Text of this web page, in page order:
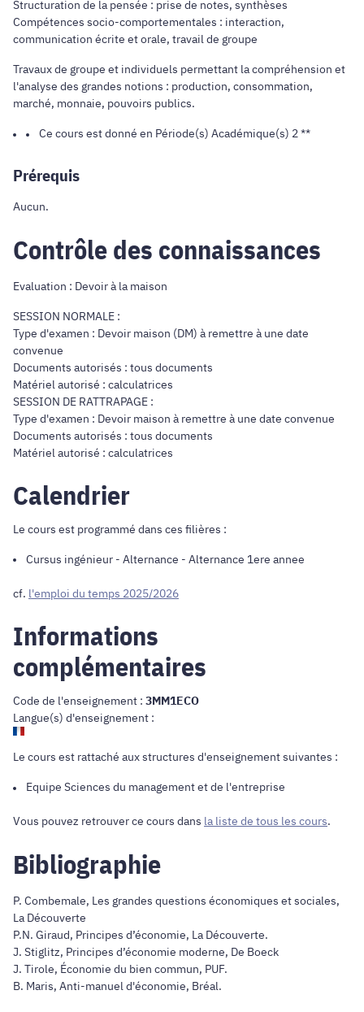
Structuration de la pensée : prise de notes, synthèses
Compétences socio-comportementales : interaction,
communication écrite et orale, travail de groupe
Travaux de groupe et individuels permettant la compréhension et
l'analyse des grandes notions : production, consommation,
marché, monnaie, pouvoirs publics.
Ce cours est donné en Période(s) Académique(s) 2 **
Prérequis
Aucun.
Contrôle des connaissances
Evaluation : Devoir à la maison
SESSION NORMALE :
Type d'examen : Devoir maison (DM) à remettre à une date
convenue
Documents autorisés : tous documents
Matériel autorisé : calculatrices
SESSION DE RATTRAPAGE :
Type d'examen : Devoir maison à remettre à une date convenue
Documents autorisés : tous documents
Matériel autorisé : calculatrices
Calendrier
Le cours est programmé dans ces filières :
Cursus ingénieur - Alternance - Alternance 1ere annee
cf. l'emploi du temps 2025/2026
Informations
complémentaires
Code de l'enseignement : 3MM1ECO
Langue(s) d'enseignement :
Le cours est rattaché aux structures d'enseignement suivantes :
Equipe Sciences du management et de l'entreprise
Vous pouvez retrouver ce cours dans la liste de tous les cours.
Bibliographie
P. Combemale, Les grandes questions économiques et sociales,
La Découverte
P.N. Giraud, Principes d’économie, La Découverte.
J. Stiglitz, Principes d’économie moderne, De Boeck
J. Tirole, Économie du bien commun, PUF.
B. Maris, Anti-manuel d'économie, Bréal.